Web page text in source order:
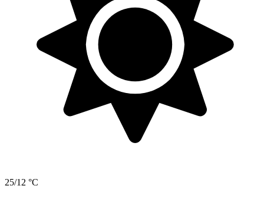
25/12 °C